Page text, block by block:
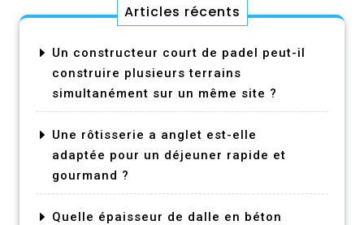
Articles récents
Un constructeur court de padel peut-il
construire plusieurs terrains
simultanément sur un même site ?
Une rôtisserie a anglet est-elle
adaptée pour un déjeuner rapide et
gourmand ?
Quelle épaisseur de dalle en béton